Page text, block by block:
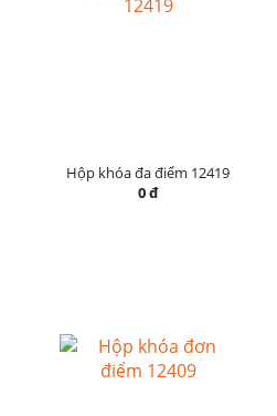
Hộp khóa đa điểm 12419
0 đ